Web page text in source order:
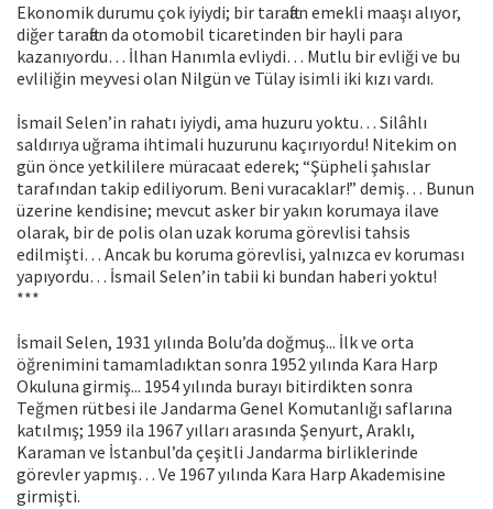
Ekonomik durumu çok iyiydi; bir taraftan emekli maaşı alıyor,
diğer taraftan da otomobil ticaretinden bir hayli para
kazanıyordu… İlhan Hanımla evliydi… Mutlu bir evliği ve bu
evliliğin meyvesi olan Nilgün ve Tülay isimli iki kızı vardı.
İsmail Selen’in rahatı iyiydi, ama huzuru yoktu… Silâhlı
saldırıya uğrama ihtimali huzurunu kaçırıyordu! Nitekim on
gün önce yetkililere müracaat ederek; “Şüpheli şahıslar
tarafından takip ediliyorum. Beni vuracaklar!” demiş… Bunun
üzerine kendisine; mevcut asker bir yakın korumaya ilave
olarak, bir de polis olan uzak koruma görevlisi tahsis
edilmişti… Ancak bu koruma görevlisi, yalnızca ev koruması
yapıyordu… İsmail Selen’in tabii ki bundan haberi yoktu!
***
İsmail Selen, 1931 yılında Bolu’da doğmuş... İlk ve orta
öğrenimini tamamladıktan sonra 1952 yılında Kara Harp
Okuluna girmiş... 1954 yılında burayı bitirdikten sonra
Teğmen rütbesi ile Jandarma Genel Komutanlığı saflarına
katılmış; 1959 ila 1967 yılları arasında Şenyurt, Araklı,
Karaman ve İstanbul’da çeşitli Jandarma birliklerinde
görevler yapmış… Ve 1967 yılında Kara Harp Akademisine
girmişti.